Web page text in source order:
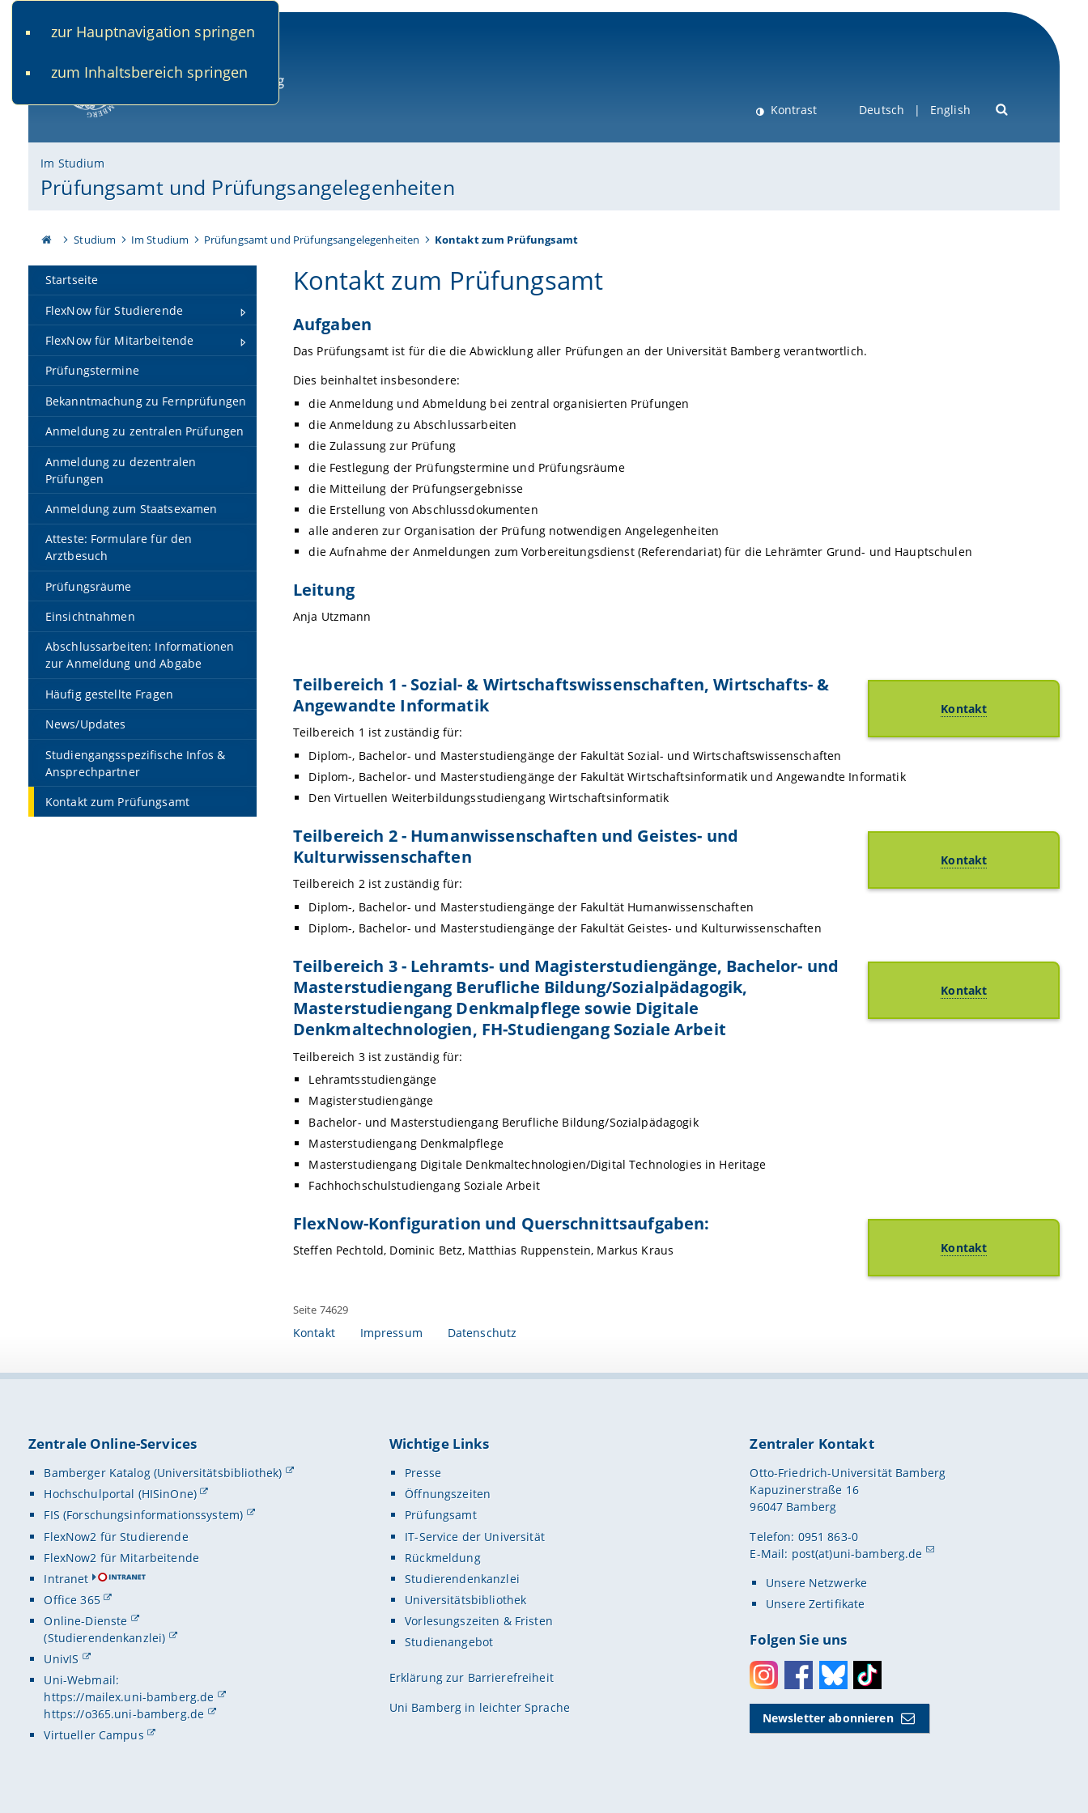
zur Hauptnavigation springen
zum Inhaltsbereich springen
Kontrast Deutsch English
Im Studium
Prüfungsamt und Prüfungsangelegenheiten
Studium Im Studium Prüfungsamt und Prüfungsangelegenheiten Kontakt zum Prüfungsamt
Startseite
FlexNow für Studierende
FlexNow für Mitarbeitende
Prüfungstermine
Bekanntmachung zu Fernprüfungen
Anmeldung zu zentralen Prüfungen
Anmeldung zu dezentralen
Prüfungen
Anmeldung zum Staatsexamen
Atteste: Formulare für den
Arztbesuch
Prüfungsräume
Einsichtnahmen
Abschlussarbeiten: Informationen
zur Anmeldung und Abgabe
Häufig gestellte Fragen
News/Updates
Studiengangsspezifische Infos &
Ansprechpartner
Kontakt zum Prüfungsamt
Kontakt zum Prüfungsamt
Aufgaben
Das Prüfungsamt ist für die die Abwicklung aller Prüfungen an der Universität Bamberg verantwortlich.
Dies beinhaltet insbesondere:
die Anmeldung und Abmeldung bei zentral organisierten Prüfungen
die Anmeldung zu Abschlussarbeiten
die Zulassung zur Prüfung
die Festlegung der Prüfungstermine und Prüfungsräume
die Mitteilung der Prüfungsergebnisse
die Erstellung von Abschlussdokumenten
alle anderen zur Organisation der Prüfung notwendigen Angelegenheiten
die Aufnahme der Anmeldungen zum Vorbereitungsdienst (Referendariat) für die Lehrämter Grund- und Hauptschulen
Leitung
Anja Utzmann
Kontakt
Teilbereich 1 - Sozial- & Wirtschaftswissenschaften, Wirtschafts- &
Angewandte Informatik
Teilbereich 1 ist zuständig für:
Diplom-, Bachelor- und Masterstudiengänge der Fakultät Sozial- und Wirtschaftswissenschaften
Diplom-, Bachelor- und Masterstudiengänge der Fakultät Wirtschaftsinformatik und Angewandte Informatik
Den Virtuellen Weiterbildungsstudiengang Wirtschaftsinformatik
Kontakt
Teilbereich 2 - Humanwissenschaften und Geistes- und
Kulturwissenschaften
Teilbereich 2 ist zuständig für:
Diplom-, Bachelor- und Masterstudiengänge der Fakultät Humanwissenschaften
Diplom-, Bachelor- und Masterstudiengänge der Fakultät Geistes- und Kulturwissenschaften
Kontakt
Teilbereich 3 - Lehramts- und Magisterstudiengänge, Bachelor- und
Masterstudiengang Berufliche Bildung/Sozialpädagogik,
Masterstudiengang Denkmalpflege sowie Digitale
Denkmaltechnologien, FH-Studiengang Soziale Arbeit
Teilbereich 3 ist zuständig für:
Lehramtsstudiengänge
Magisterstudiengänge
Bachelor- und Masterstudiengang Berufliche Bildung/Sozialpädagogik
Masterstudiengang Denkmalpflege
Masterstudiengang Digitale Denkmaltechnologien/Digital Technologies in Heritage
Fachhochschulstudiengang Soziale Arbeit
Kontakt
FlexNow-Konfiguration und Querschnittsaufgaben:
Steffen Pechtold, Dominic Betz, Matthias Ruppenstein, Markus Kraus
Seite 74629
Kontakt Impressum Datenschutz
Zentrale Online-Services
Bamberger Katalog (Universitätsbibliothek)
Hochschulportal (HISinOne)
FIS (Forschungsinformationssystem)
FlexNow2 für Studierende
FlexNow2 für Mitarbeitende
Intranet
Office 365
Online-Dienste
(Studierendenkanzlei)
UnivIS
Uni-Webmail:
https://mailex.uni-bamberg.de
https://o365.uni-bamberg.de
Virtueller Campus
Wichtige Links
Presse
Öffnungszeiten
Prüfungsamt
IT-Service der Universität
Rückmeldung
Studierendenkanzlei
Universitätsbibliothek
Vorlesungszeiten & Fristen
Studienangebot
Erklärung zur Barrierefreiheit
Uni Bamberg in leichter Sprache
Zentraler Kontakt
Otto-Friedrich-Universität Bamberg
Kapuzinerstraße 16
96047 Bamberg
Telefon: 0951 863-0
E-Mail: post(at)uni-bamberg.de
Unsere Netzwerke
Unsere Zertifikate
Folgen Sie uns
InstagramFacebookBlueskyToktok
Newsletter abonnieren